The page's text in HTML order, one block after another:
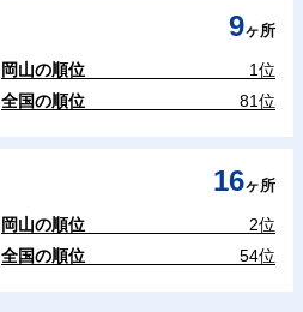
9ヶ所
岡山の順位
1位
全国の順位
81位
16ヶ所
岡山の順位
2位
全国の順位
54位